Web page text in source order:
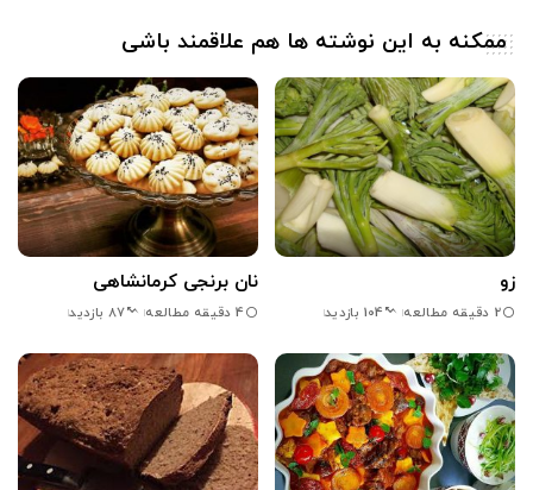
ممکنه به این نوشته ها هم علاقمند باشی
زو
2 دقیقه مطالعه 104 بازدید
نان برنجی کرمانشاهی
4 دقیقه مطالعه 87 بازدید